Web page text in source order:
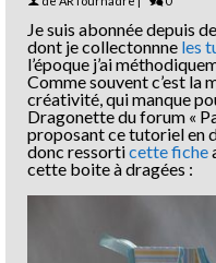
Je suis abonnée depuis
dont je collectonnne les
l’époque j’ai
Comme souvent c’est la
créativité, qui manque
Dragonette du forum «
proposant ce tutoriel en
donc ressorticette fiche
cette boite à dragées :